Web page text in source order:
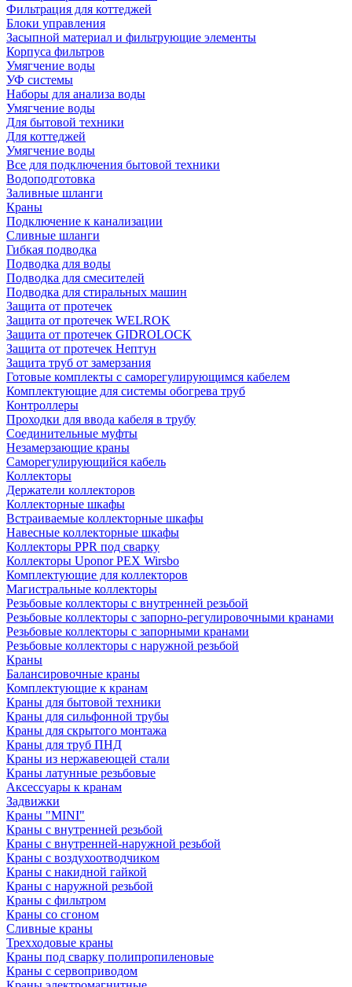
Фильтрация для коттеджей
Блоки управления
Засыпной материал и фильтрующие элементы
Корпуса фильтров
Умягчение воды
УФ системы
Наборы для анализа воды
Умягчение воды
Для бытовой техники
Для коттеджей
Умягчение воды
Все для подключения бытовой техники
Водоподготовка
Заливные шланги
Краны
Подключение к канализации
Сливные шланги
Гибкая подводка
Подводка для воды
Подводка для смесителей
Подводка для стиральных машин
Защита от протечек
Защита от протечек WELROK
Защита от протечек GIDROLOCK
Защита от протечек Нептун
Защита труб от замерзания
Готовые комплекты с саморегулирующимся кабелем
Комплектующие для системы обогрева труб
Контроллеры
Проходки для ввода кабеля в трубу
Соединительные муфты
Незамерзающие краны
Саморегулирующийся кабель
Коллекторы
Держатели коллекторов
Коллекторные шкафы
Встраиваемые коллекторные шкафы
Навесные коллекторные шкафы
Коллекторы PPR под сварку
Коллекторы Uponor PEX Wirsbo
Комплектующие для коллекторов
Магистральные коллекторы
Резьбовые коллекторы с внутренней резьбой
Резьбовые коллекторы с запорно-регулировочными кранами
Резьбовые коллекторы с запорными кранами
Резьбовые коллекторы с наружной резьбой
Краны
Балансировочные краны
Комплектующие к кранам
Краны для бытовой техники
Краны для сильфонной трубы
Краны для скрытого монтажа
Краны для труб ПНД
Краны из нержавеющей стали
Краны латунные резьбовые
Аксессуары к кранам
Задвижки
Краны "MINI"
Краны с внутренней резьбой
Краны с внутренней-наружной резьбой
Краны с воздухоотводчиком
Краны с накидной гайкой
Краны с наружной резьбой
Краны с фильтром
Краны со сгоном
Сливные краны
Трехходовые краны
Краны под сварку полипропиленовые
Краны с сервоприводом